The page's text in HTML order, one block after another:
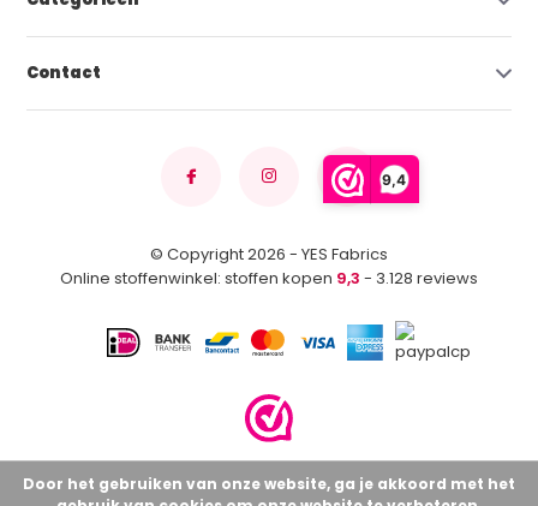
9,4
Contact
© Copyright 2026 - YES Fabrics
Online stoffenwinkel: stoffen kopen 9,3 - 3.128 reviews
Door het gebruiken van onze website, ga je akkoord met het